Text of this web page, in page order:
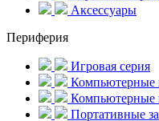
Аксессуары
Периферия
Игровая серия
Компьютерные
Портативные